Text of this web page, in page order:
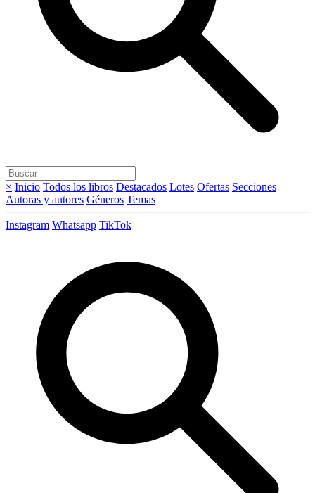
× Inicio Todos los libros Destacados Lotes Ofertas Secciones
Autoras y autores Géneros Temas
Instagram Whatsapp TikTok